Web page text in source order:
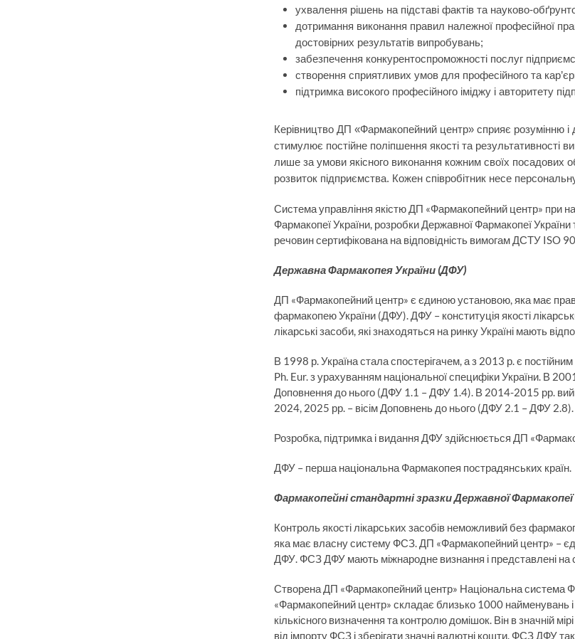
ухвалення рішень на підставі фактів та науково-
дотримання виконання правил належної професійної
достовірних результатів випробувань;
забезпечення конкурентоспроможності послуг
створення сприятливих умов для професійного та
підтримка високого професійного іміджу і авторитету
Керівництво ДП «Фармакопейний центр» сприяє розумінню і
стимулює постійне поліпшення якості та
лише за умови якісного виконання кожним своїх посадових
розвиток підприємства. Кожен співробітник несе
Система управління якістю ДП «Фармакопейний центр» при
Фармакопеї України, розробки Державної Фармакопеї України
речовин сертифікована на відповідність вимогам ДСТУ ISO
Державна Фармакопея України (ДФУ)
ДП «Фармакопейний центр» є єдиною установою, яка має
фармакопею України (ДФУ). ДФУ – конституція якості
лікарські засоби, які знаходяться на ринку Україні мають
В 1998 р. Україна стала спостерігачем, а з 2013 р. є
Ph. Eur. з урахуванням національної специфіки України. В
Доповнення до нього (ДФУ 1.1 – ДФУ 1.4). В 2014-2015 рр.
2024, 2025 рр. – вісім Доповнень до нього (ДФУ 2.1 – ДФУ 2.8).
Розробка, підтримка і видання ДФУ здійснюється ДП
ДФУ – перша національна Фармакопея пострадянських країн.
Фармакопейні стандартні зразки Державної
Контроль якості лікарських засобів неможливий без
яка має власну систему ФСЗ. ДП «Фармакопейний центр» –
ДФУ. ФСЗ ДФУ мають міжнародне визнання і представлені на
Створена ДП «Фармакопейний центр» Національна система
«Фармакопейний центр» складає близько 1000 найменувань
кількісного визначення та контролю домішок. Він в значній
від імпорту ФСЗ і зберігати значні валютні кошти. ФСЗ ДФУ